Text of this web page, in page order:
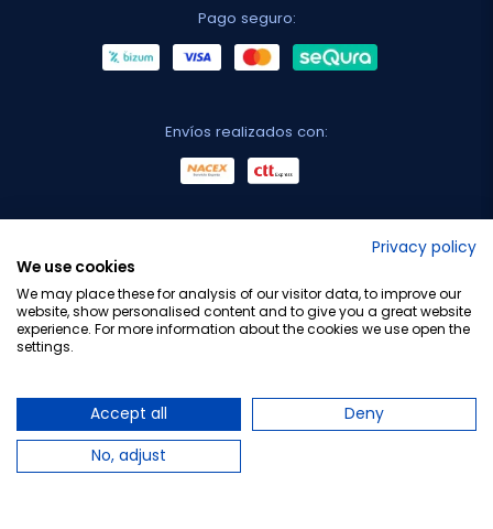
Pago seguro:
Envíos realizados con:
Privacy policy
We use cookies
We may place these for analysis of our visitor data, to improve our
website, show personalised content and to give you a great website
experience. For more information about the cookies we use open the
settings.
Accept all
Deny
No, adjust